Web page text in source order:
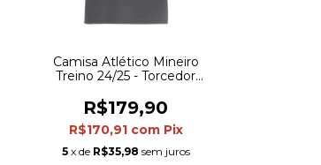
Camisa Atlético Mineiro
Treino 24/25 - Torcedor
cinza
R$179,90
R$170,91 com Pix
5 x de R$35,98 sem juros